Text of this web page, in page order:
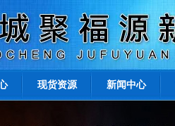
现货资源 新闻中心